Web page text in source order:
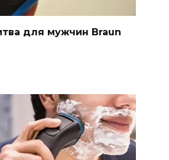
для мужчин Braun